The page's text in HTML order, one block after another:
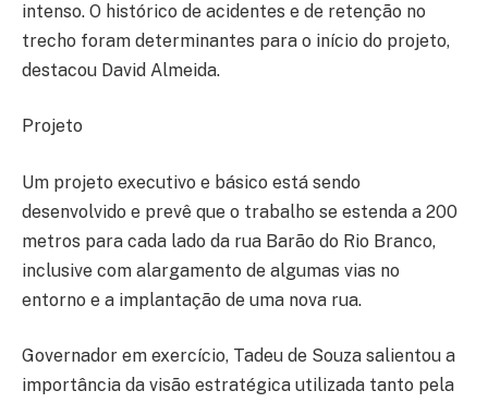
intenso. O histórico de acidentes e de retenção no
trecho foram determinantes para o início do projeto,
destacou David Almeida.
Projeto
Um projeto executivo e básico está sendo
desenvolvido e prevê que o trabalho se estenda a 200
metros para cada lado da rua Barão do Rio Branco,
inclusive com alargamento de algumas vias no
entorno e a implantação de uma nova rua.
Governador em exercício, Tadeu de Souza salientou a
importância da visão estratégica utilizada tanto pela